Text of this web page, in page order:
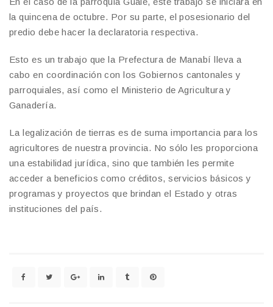
la quincena de octubre. Por su parte, el posesionario del
predio debe hacer la declaratoria respectiva.
Esto es un trabajo que la Prefectura de Manabí lleva a
cabo en coordinación con los Gobiernos cantonales y
parroquiales, así como el Ministerio de Agricultura y
Ganadería.
La legalización de tierras es de suma importancia para los
agricultores de nuestra provincia. No sólo les proporciona
una estabilidad jurídica, sino que también les permite
acceder a beneficios como créditos, servicios básicos y
programas y proyectos que brindan el Estado y otras
instituciones del país.